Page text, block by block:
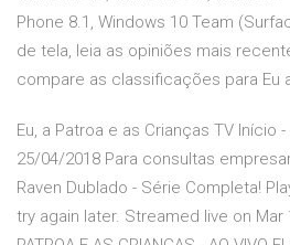
Phone 8.1, Windows 10 Team
de tela, leia as opiniões mais
compare as classificações para Eu
Eu, a Patroa e as Crianças TV Início
25/04/2018 Para consultas
Raven Dublado - Série Completa!
try again later. Streamed live on Mar